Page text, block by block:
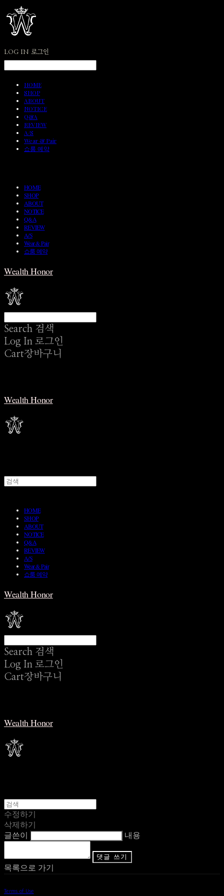
LOG IN 로그인
HOME
SHOP
ABOUT
NOTICE
Q&A
REVIEW
A/S
Wear & Pair
쇼룸 예약
HOME
SHOP
ABOUT
NOTICE
Q&A
REVIEW
A/S
Wear & Pair
쇼룸 예약
Wealth Honor
Search 검색
Log In 로그인
Cart장바구니
Wealth Honor
HOME
SHOP
ABOUT
NOTICE
Q&A
REVIEW
A/S
Wear & Pair
쇼룸 예약
Wealth Honor
Search 검색
Log In 로그인
Cart장바구니
Wealth Honor
수정하기
삭제하기
글쓴이
내용
댓글 쓰기
목록으로 가기
Terms of Use